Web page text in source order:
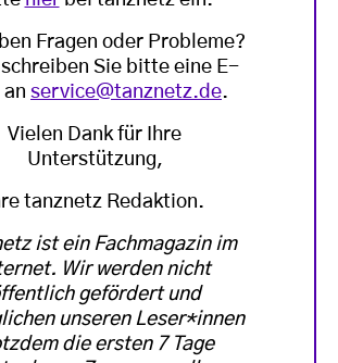
Fragen oder Probleme?
schreiben Sie bitte eine E-
an service@tanznetz.de.
Vielen Dank für Ihre
Unterstützung,
tanznetz Redaktion.
ist ein Fachmagazin im
Wir werden nicht
gefördert und
unseren Leser*innen
die ersten 7 Tage